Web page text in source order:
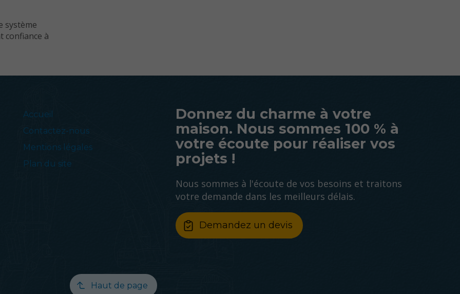
système
confiance à
Accueil
Contactez-nous
Mentions légales
Plan du site
Donnez du charme à votre
maison. Nous sommes 100 % à
votre écoute pour réaliser vos
projets !
Nous sommes à l'écoute de vos besoins et traitons
votre demande dans les meilleurs délais.
Demandez un devis
Haut de page